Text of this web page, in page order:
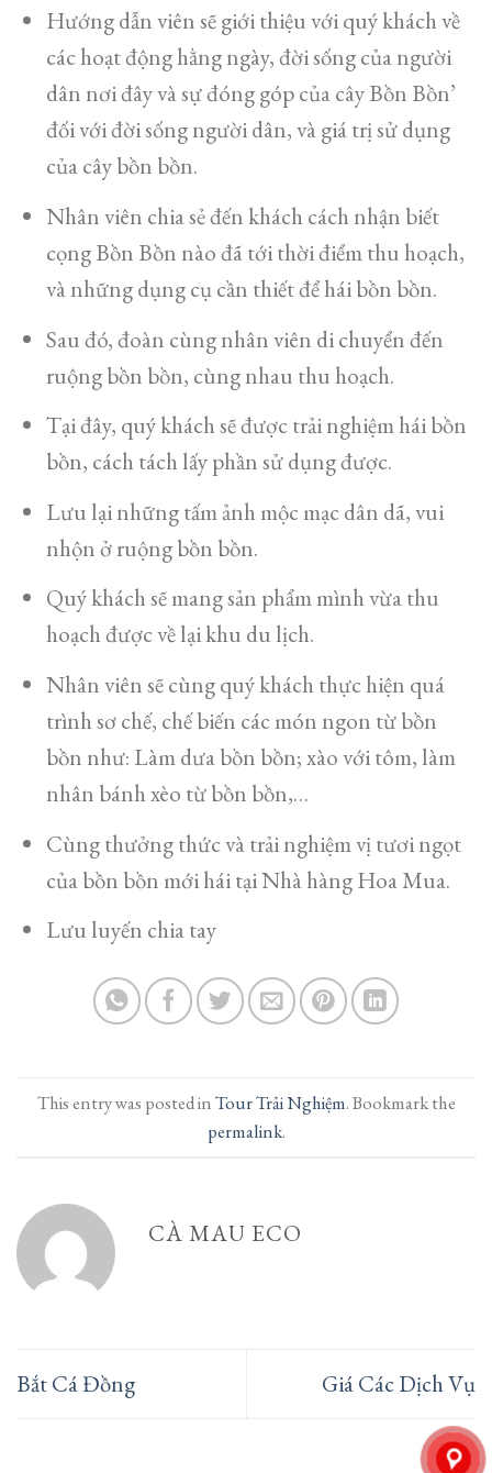
Hướng dẫn viên sẽ giới thiệu với quý khách về
các hoạt động hằng ngày, đời sống của người
dân nơi đây và sự đóng góp của cây Bồn Bồn’
đối với đời sống người dân, và giá trị sử dụng
của cây bồn bồn.
Nhân viên chia sẻ đến khách cách nhận biết
cọng Bồn Bồn nào đã tới thời điểm thu hoạch,
và những dụng cụ cần thiết để hái bồn bồn.
Sau đó, đoàn cùng nhân viên di chuyển đến
ruộng bồn bồn, cùng nhau thu hoạch.
Tại đây, quý khách sẽ được trải nghiệm hái bồn
bồn, cách tách lấy phần sử dụng được.
Lưu lại những tấm ảnh mộc mạc dân dã, vui
nhộn ở ruộng bồn bồn.
Quý khách sẽ mang sản phẩm mình vừa thu
hoạch được về lại khu du lịch.
Nhân viên sẽ cùng quý khách thực hiện quá
trình sơ chế, chế biến các món ngon từ bồn
bồn như: Làm dưa bồn bồn; xào với tôm, làm
nhân bánh xèo từ bồn bồn,…
Cùng thưởng thức và trải nghiệm vị tươi ngọt
của bồn bồn mới hái tại Nhà hàng Hoa Mua.
Lưu luyến chia tay
This entry was posted inTour Trải Nghiệm. Bookmark the
permalink.
CÀ MAU ECO
Bắt Cá Đồng Giá Các Dịch Vụ